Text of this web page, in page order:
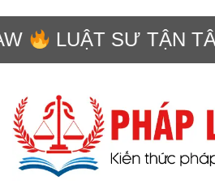
LUẬT SƯ TẬN